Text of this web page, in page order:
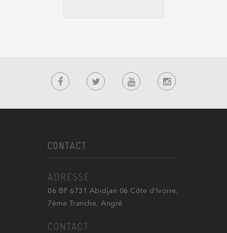
CONTACT
ADRESSE
06 BP 6731 Abidjan 06 Côte d’Ivoire,
7ème Tranche, Angré
CONTACT